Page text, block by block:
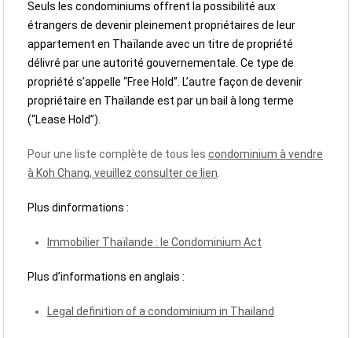
Seuls les condominiums offrent la possibilité aux
étrangers de devenir pleinement propriétaires de leur
appartement en Thaïlande avec un titre de propriété
délivré par une autorité gouvernementale. Ce type de
propriété s’appelle “Free Hold”. L’autre façon de devenir
propriétaire en Thaïlande est par un bail à long terme
(“Lease Hold”).
Pour une liste complète de tous les condominium à vendre
à Koh Chang, veuillez consulter ce lien
Plus dinformations :
Immobilier Thaïlande : le Condominium Act
Plus d’informations en anglais :
Legal definition of a condominium in Thailand